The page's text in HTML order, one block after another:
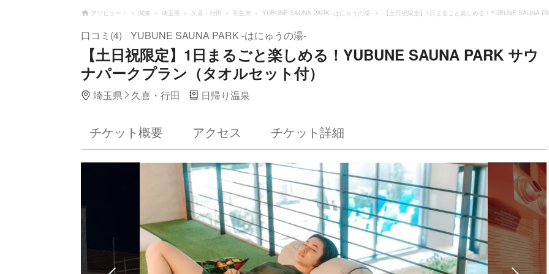
アソビュー！ 関東 埼玉県 久喜・行田 羽生市 YUBUNE SAUNA PARK -はにゅうの湯- 【土日祝限定】1日まるごと楽しめる！YUBUNE SAUNA
口コミ(4) YUBUNE SAUNA PARK -はにゅうの湯-
【土日祝限定】1日まるごと楽しめる！YUBUNE SAUNA PARK サウ
ナパークプラン（タオルセット付）
埼玉県 久喜・行田 日帰り温泉
チケット概要 アクセス チケット詳細